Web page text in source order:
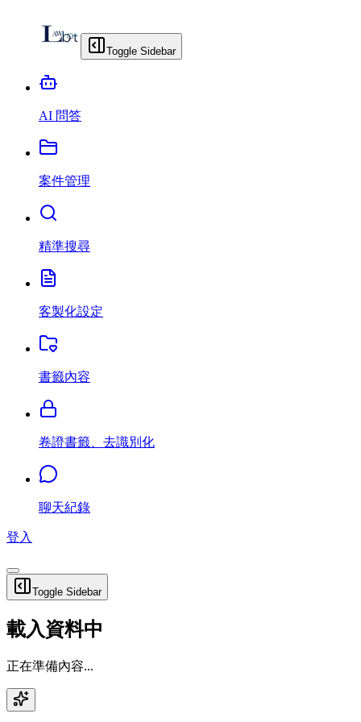
Toggle Sidebar
AI 問答
案件管理
精準搜尋
客製化設定
書籤內容
卷證書籤、去識別化
聊天紀錄
登入
Toggle Sidebar
載入資料中
正在準備內容...